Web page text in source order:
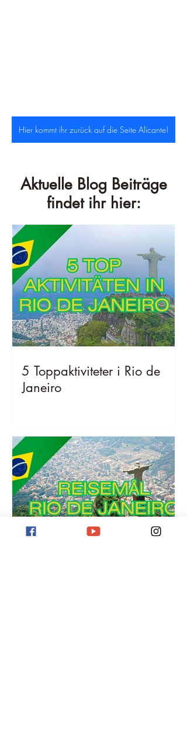
Hier kommt ihr zurück auf die Seite Alicante!
Aktuelle Blog Beiträge
findet ihr hier:
5 Toppaktiviteter i Rio de
Janeiro